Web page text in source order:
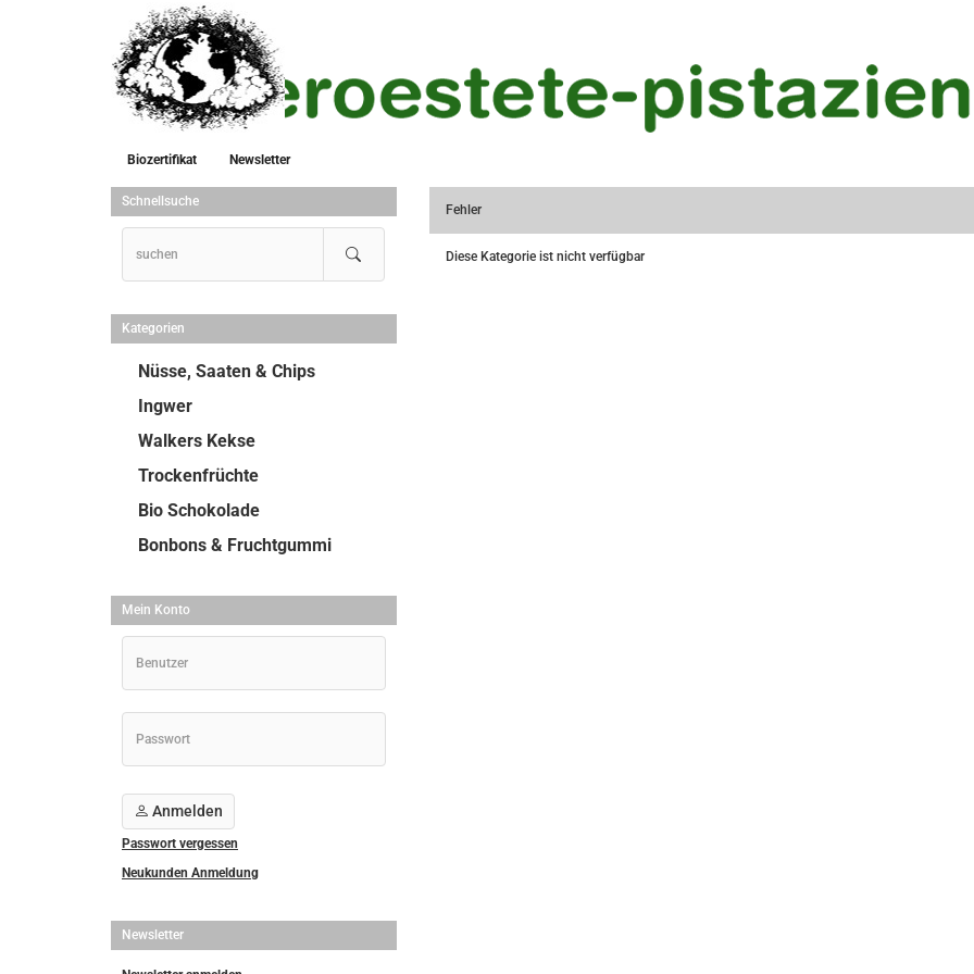
Biozertifikat Newsletter
Fehler
Diese Kategorie ist nicht verfügbar
Schnellsuche
Kategorien
Nüsse, Saaten & Chips
Ingwer
Walkers Kekse
Trockenfrüchte
Bio Schokolade
Bonbons & Fruchtgummi
Mein Konto
Anmelden
Passwort vergessen
Neukunden Anmeldung
Newsletter